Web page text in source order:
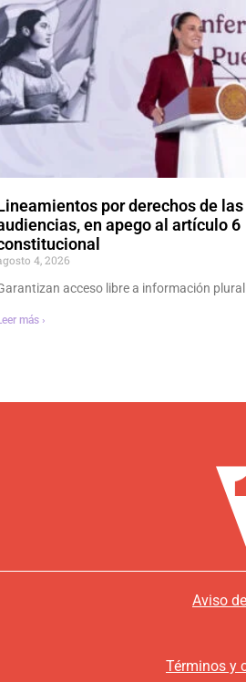
por derechos de las
en apego al artículo 6
4, 2026
acceso libre a información
más ›
Aviso
Términos y